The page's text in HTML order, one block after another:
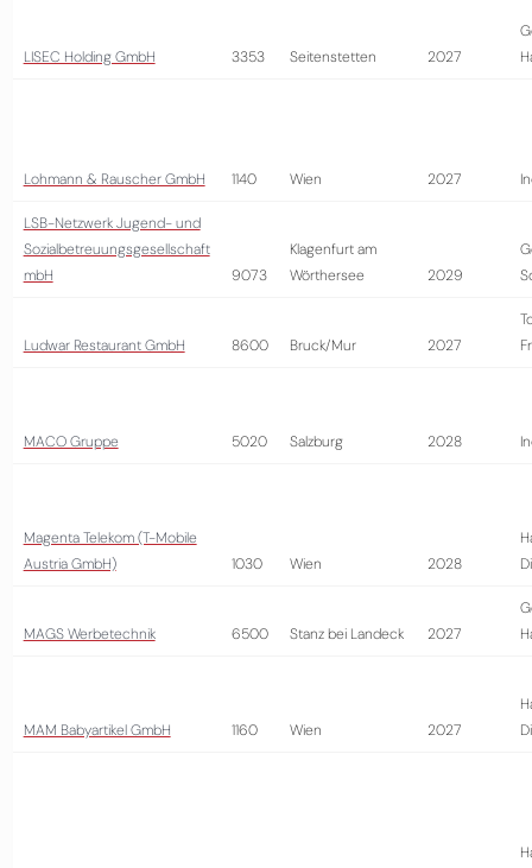
LISEC Holding GmbH 3353 Seitenstetten 2027
Lohmann & Rauscher GmbH 1140 Wien 2027
LSB-Netzwerk Jugend- und
Sozialbetreuungsgesellschaft
mbH
9073
Klagenfurt am
Wörthersee
2029
Ludwar Restaurant GmbH 8600 Bruck/Mur 2027
MACO Gruppe 5020 Salzburg 2028
Magenta Telekom (T-Mobile
Austria GmbH)
1030 Wien 2028
MAGS Werbetechnik 6500 Stanz bei Landeck 2027
MAM Babyartikel GmbH 1160 Wien 2027